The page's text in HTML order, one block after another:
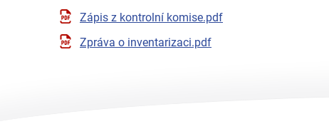
Zápis z kontrolní komise.pdf
Zpráva o inventarizaci.pdf